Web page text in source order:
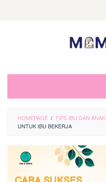
HOMEPAGE / TIPS IBU DAN ANAK
UNTUK IBU BEKERJA